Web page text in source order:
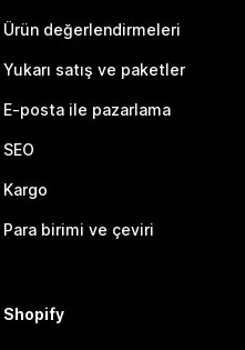
Ürün değerlendirmeleri
Yukarı satış ve paketler
E-posta ile pazarlama
SEO
Kargo
Para birimi ve çeviri
Shopify